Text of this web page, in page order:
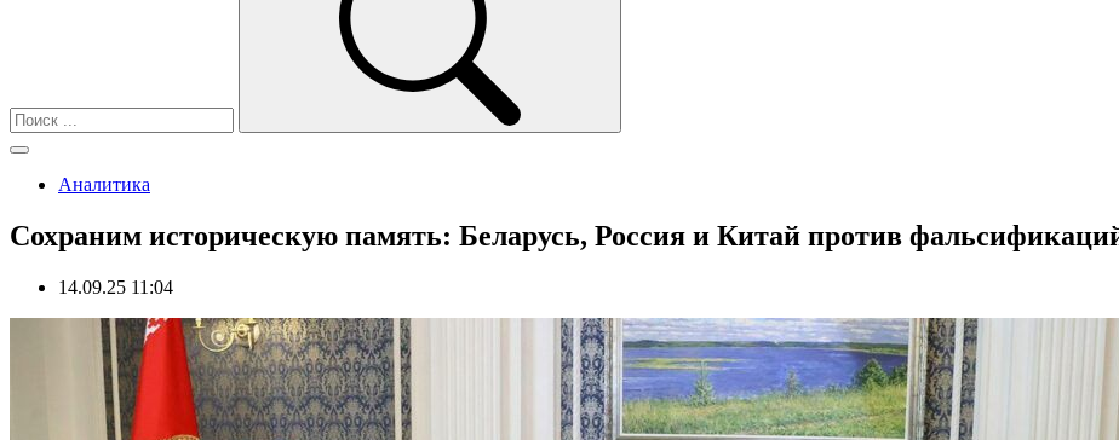
Аналитика
Сохраним историческую память: Беларусь, Россия и Китай против
14.09.25 11:04